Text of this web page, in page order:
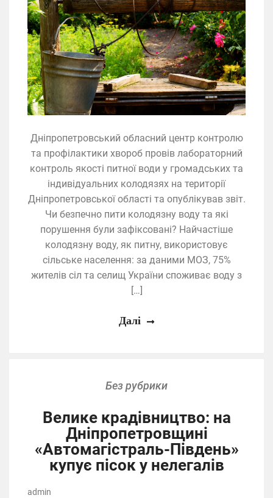
Дніпропетровський обласний центр контролю
та профілактики хвороб провів лабораторний
контроль якості питної води у громадських та
індивідуальних колодязях на території
Дніпропетровської області та опублікував звіт.
Чи безпечно пити колодязну воду та які
порушення були зафіксовані? Найчастіше
колодязну воду, як питну, використовує
сільське населення: за даними МОЗ, 75%
жителів сіл та селищ України споживає воду з
[…]
Далі
Без рубрики
Велике крадівництво: на
Дніпропетровщині
«Автомагістраль-Південь»
купує пісок у нелегалів
admin